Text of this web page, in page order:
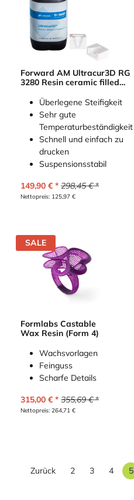
Forward AM Ultracur3D RG
3280 Resin ceramic filled
Überlegene Steifigkeit
Sehr gute
Temperaturbeständigkeit
Schnell und einfach zu
drucken
Suspensionsstabil
149,90 € 298,45€
Nettopreis: 125,97 €
SALE
Formlabs Castable
Wax Resin (Form 4)
Wachsvorlagen
Feinguss
Scharfe Details
315,00 € 355,69€
Nettopreis: 264,71 €
Zurück 2 3 4 5